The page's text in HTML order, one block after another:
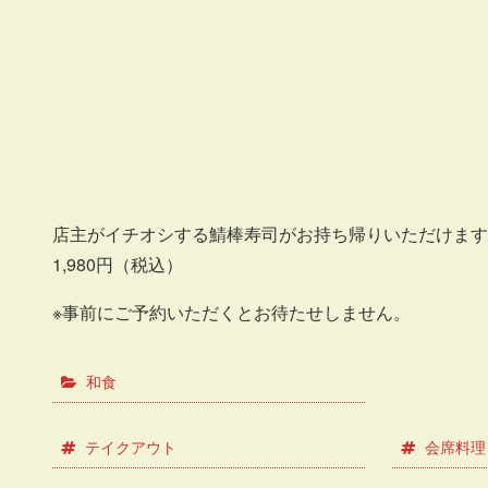
店主がイチオシする鯖棒寿司がお持ち帰りいただけま
1,980円（税込）
※事前にご予約いただくとお待たせしません。
和食
テイクアウト 会席料理